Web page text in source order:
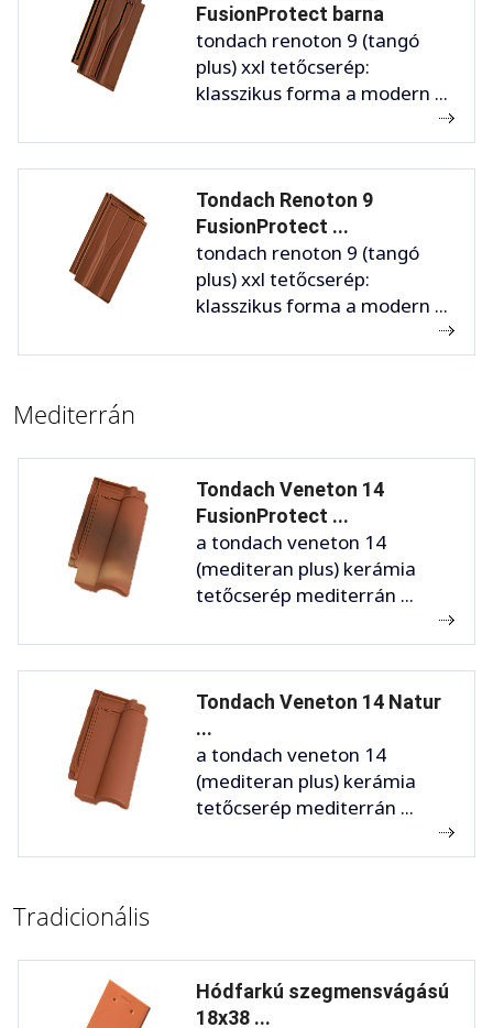
FusionProtect barna
tondach renoton 9 (tangó
plus) xxl tetőcserép:
klasszikus forma a modern ...
Tondach Renoton 9
FusionProtect ...
tondach renoton 9 (tangó
plus) xxl tetőcserép:
klasszikus forma a modern ...
Mediterrán
Tondach Veneton 14
FusionProtect ...
a tondach veneton 14
(mediteran plus) kerámia
tetőcserép mediterrán ...
Tondach Veneton 14 Natur
...
a tondach veneton 14
(mediteran plus) kerámia
tetőcserép mediterrán ...
Tradicionális
Hódfarkú szegmensvágású
18x38 ...